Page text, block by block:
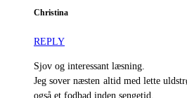
Christina
REPLY
Sjov og interessant læsning.
Jeg sover næsten altid med lette
også et fodbad inden sengetid.